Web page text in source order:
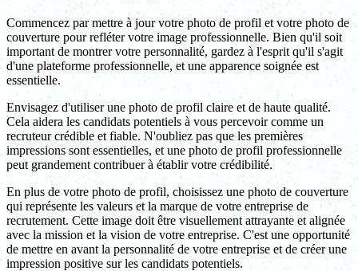
Commencez par mettre à jour votre photo de profil et votre photo de
couverture pour refléter votre image professionnelle. Bien qu'il soit
important de montrer votre personnalité, gardez à l'esprit qu'il s'agit
d'une plateforme professionnelle, et une apparence soignée est
essentielle.
Envisagez d'utiliser une photo de profil claire et de haute qualité.
Cela aidera les candidats potentiels à vous percevoir comme un
recruteur crédible et fiable. N'oubliez pas que les premières
impressions sont essentielles, et une photo de profil professionnelle
peut grandement contribuer à établir votre crédibilité.
En plus de votre photo de profil, choisissez une photo de couverture
qui représente les valeurs et la marque de votre entreprise de
recrutement. Cette image doit être visuellement attrayante et alignée
avec la mission et la vision de votre entreprise. C'est une opportunité
de mettre en avant la personnalité de votre entreprise et de créer une
impression positive sur les candidats potentiels.